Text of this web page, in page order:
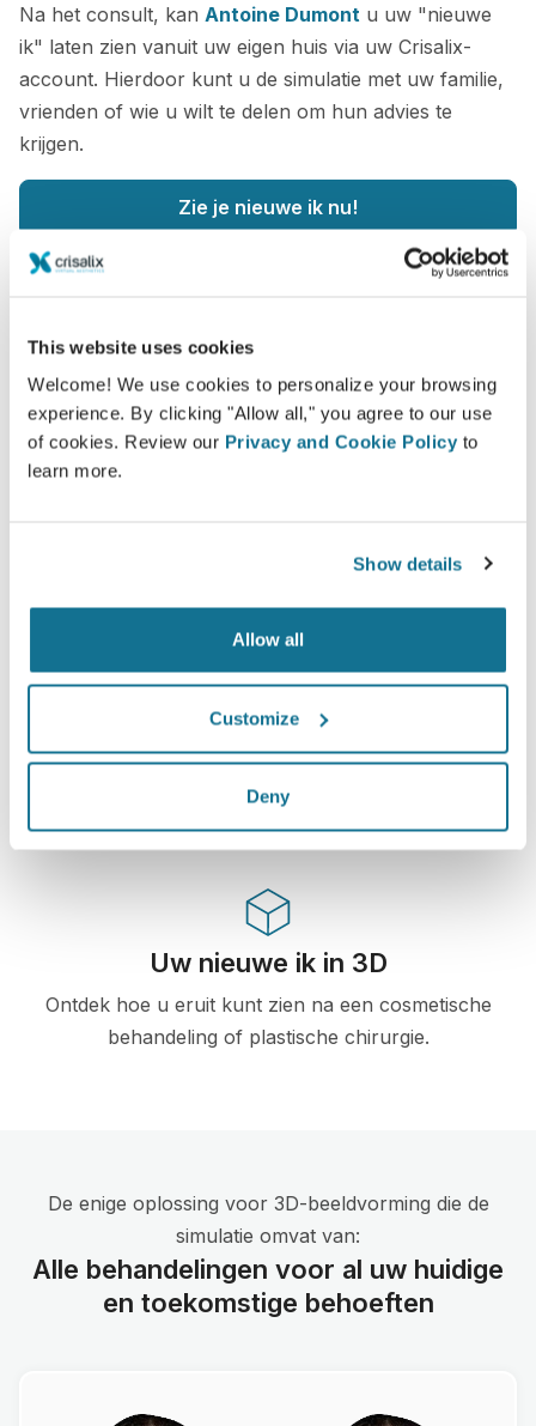
This website uses cookies
Welcome! We use cookies to personalize your browsing
experience. By clicking "Allow all," you agree to our use
of cookies. Review our Privacy and Cookie Policy to
learn more.
Show details
Allow all
Customize
Deny
Na het consult, kan Antoine Dumont u uw "nieuwe
ik" laten zien vanuit uw eigen huis via uw Crisalix-
account. Hierdoor kunt u de simulatie met uw familie,
vrienden of wie u wilt te delen om hun advies te
krijgen.
Zie je nieuwe ik nu!
Veilig en zeker
Crisalix beschermt uw privacy ten alle tijden.
Onze servers zijn volledig versleuteld, uw
High-Tech
De eerste online 3D simulatie voor plastische
chirurgie en esthetische procedures, reeds
gebruikt door dokters in meer dan 100 landen,
chirurgieverenigingen.
Uw nieuwe ik in 3D
Ontdek hoe u eruit kunt zien na een cosmetische
behandeling of plastische chirurgie.
De enige oplossing voor 3D-beeldvorming die de
simulatie omvat van:
Alle behandelingen voor al uw huidige
en toekomstige behoeften